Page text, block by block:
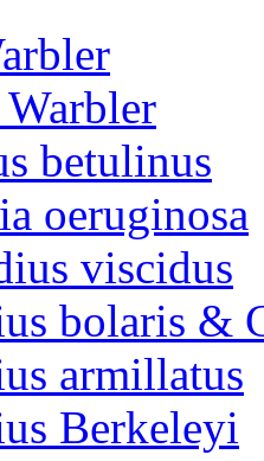
betulinus
oeruginosa
viscidus
bolaris &
armillatus
Berkeleyi